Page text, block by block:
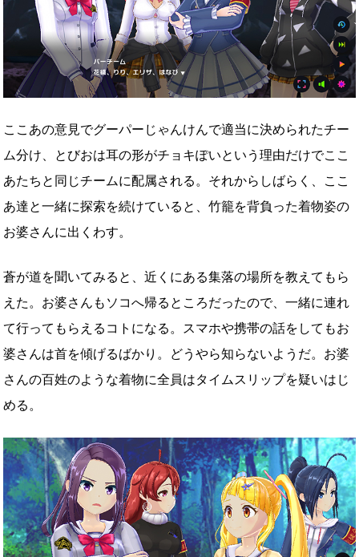
ここあの意見でグーパーじゃんけんで適当に決められたチー
ム分け、とびおは耳の形がチョキぽいという理由だけでここ
あたちと同じチームに配属される。それからしばらく、ここ
あ達と一緒に探索を続けていると、竹籠を背負った着物姿の
お婆さんに出くわす。
蒼が道を聞いてみると、近くにある集落の場所を教えてもら
えた。お婆さんもソコへ帰るところだったので、一緒に連れ
て行ってもらえるコトになる。スマホや携帯の話をしてもお
婆さんは首を傾げるばかり。どうやら知らないようだ。お婆
さんの百姓のような着物に全員はタイムスリップを疑いはじ
める。